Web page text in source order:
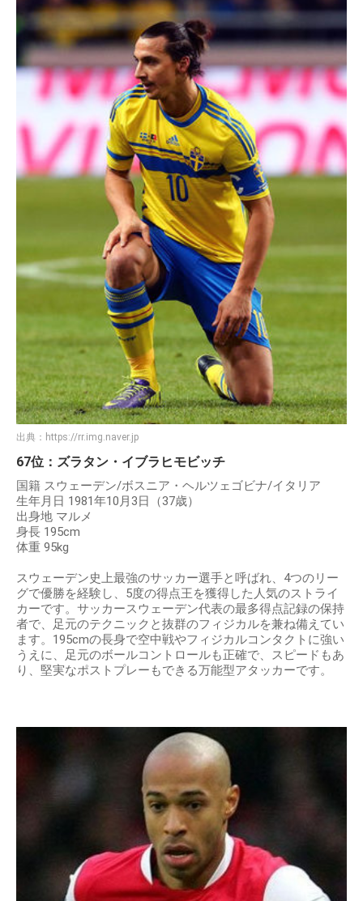
出典： https://rr.img.naver.jp
67位：ズラタン・イブラヒモビッチ
国籍 スウェーデン/ボスニア・ヘルツェゴビナ/イタリア
生年月日 1981年10月3日（37歳）
出身地 マルメ
身長 195cm
体重 95kg
スウェーデン史上最強のサッカー選手と呼ばれ、4つのリー
グで優勝を経験し、5度の得点王を獲得した人気のストライ
カーです。サッカースウェーデン代表の最多得点記録の保持
者で、足元のテクニックと抜群のフィジカルを兼ね備えてい
ます。195cmの長身で空中戦やフィジカルコンタクトに強い
うえに、足元のボールコントロールも正確で、スピードもあ
り、堅実なポストプレーもできる万能型アタッカーです。